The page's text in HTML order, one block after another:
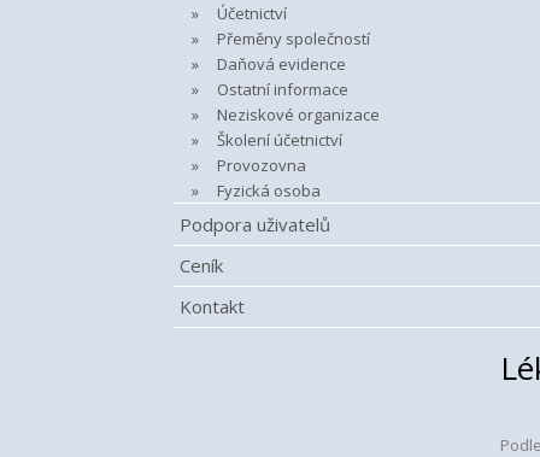
Účetnictví
Přeměny společností
Daňová evidence
Ostatní informace
Neziskové organizace
Školení účetnictví
Provozovna
Fyzická osoba
Podpora uživatelů
Ceník
Kontakt